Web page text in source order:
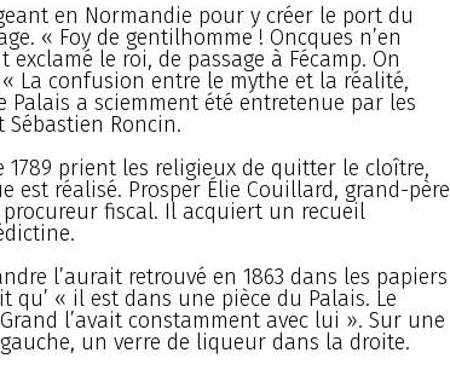
en Normandie pour y créer le port du
« Foy de gentilhomme ! Oncques n’en
le roi, de passage à Fécamp. On
La confusion entre le mythe et la réalité,
Palais a sciemment été entretenue par les
Roncin.
prient les religieux de quitter le cloître,
réalisé. Prosper Élie Couillard, grand-père
procureur fiscal. Il acquiert un recueil
l’aurait retrouvé en 1863 dans les papiers
qu’ « il est dans une pièce du Palais. Le
l’avait constamment avec lui ». Sur une
un verre de liqueur dans la droite.